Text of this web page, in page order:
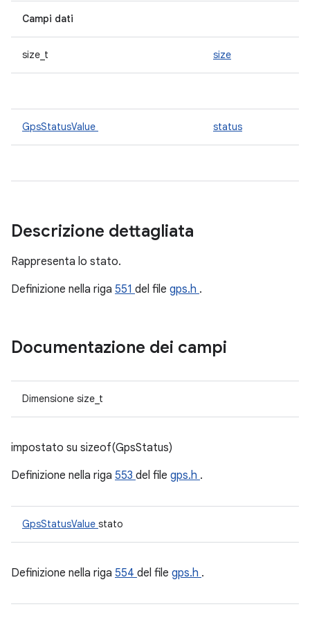
Campi dati
size_t size
GpsStatusValue status
Descrizione dettagliata
Rappresenta lo stato.
Definizione nella riga 551 del file gps.h .
Documentazione dei campi
Dimensione size_t
impostato su sizeof(GpsStatus)
Definizione nella riga 553 del file gps.h .
GpsStatusValue stato
Definizione nella riga 554 del file gps.h .